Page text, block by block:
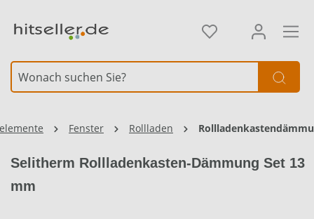
Fenster Rollladen
Selitherm Rollladenkasten-Dämmung Set 13
mm